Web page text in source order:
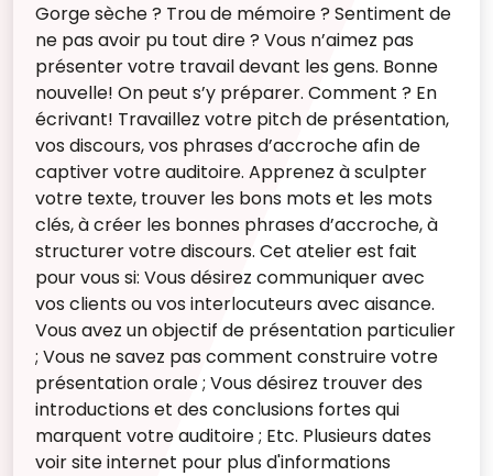
Gorge sèche ? Trou de mémoire ? Sentiment de
ne pas avoir pu tout dire ? Vous n’aimez pas
présenter votre travail devant les gens. Bonne
nouvelle! On peut s’y préparer. Comment ? En
écrivant! Travaillez votre pitch de présentation,
vos discours, vos phrases d’accroche afin de
captiver votre auditoire. Apprenez à sculpter
votre texte, trouver les bons mots et les mots
clés, à créer les bonnes phrases d’accroche, à
structurer votre discours. Cet atelier est fait
pour vous si: Vous désirez communiquer avec
vos clients ou vos interlocuteurs avec aisance.
Vous avez un objectif de présentation particulier
; Vous ne savez pas comment construire votre
présentation orale ; Vous désirez trouver des
introductions et des conclusions fortes qui
marquent votre auditoire ; Etc. Plusieurs dates
voir site internet pour plus d'informations